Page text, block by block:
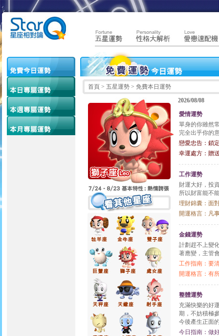
首頁 > 五星運勢 > 免費本日運勢
2026/08/08
愛情運勢
單身的你雖然
完全出乎你的
戀愛忠告：鎖
幸運處方：贈
工作運勢
財運大好，投
所以財富能不
理財錦囊：面
開運格言：凡
金錢運勢
計劃趕不上變
著應變，主管
工作指南：要
開運格言：有
整體運勢
充滿快樂的好
期，不妨積極
今後產生正面
今日指南：做